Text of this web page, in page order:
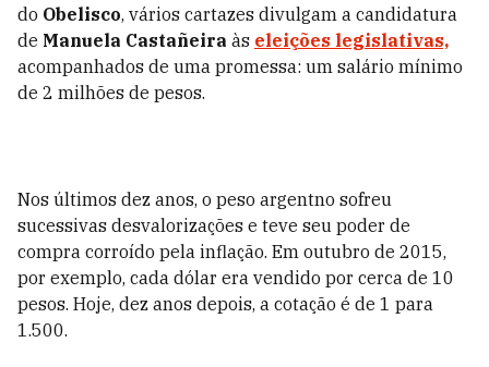
do Obelisco, vários cartazes divulgam a candidatura
de Manuela Castañeira às eleições legislativas,
acompanhados de uma promessa: um salário mínimo
de 2 milhões de pesos.
Nos últimos dez anos, o peso argentno sofreu
sucessivas desvalorizações e teve seu poder de
compra corroído pela inflação. Em outubro de 2015,
por exemplo, cada dólar era vendido por cerca de 10
pesos. Hoje, dez anos depois, a cotação é de 1 para
1.500.